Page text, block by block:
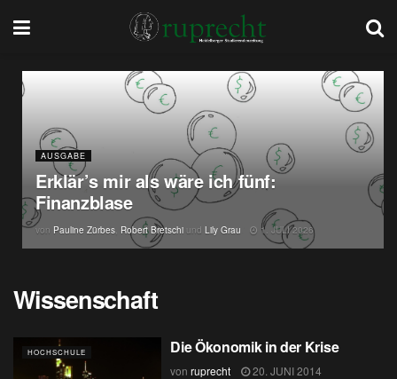
AUSGABE
Erklär’s mir als wäre ich fünf:
Finanzblase
von Pauline Zürbes, Robert Bretschi und Lily Grau 1. JULI 2026
Wissenschaft
HOCHSCHULE Die Ökonomik in der Krise
von ruprecht 20. JUNI 2014